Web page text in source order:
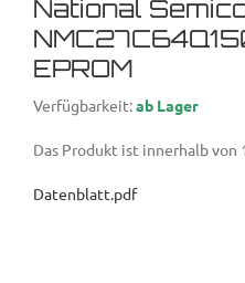
National
EPROM
Verfügbarkeit:ab Lager
Das Produkt ist innerhalb von
Datenblatt.pdf